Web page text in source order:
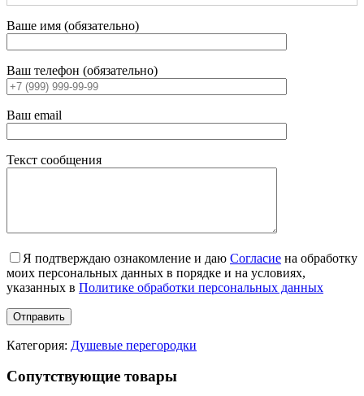
Ваше имя (обязательно)
Ваш телефон (обязательно)
Ваш email
Текст сообщения
Я подтверждаю ознакомление и даю Согласие на обработку
моих персональных данных в порядке и на условиях,
указанных в Политике обработки персональных данных
Категория: Душевые перегородки
Сопутствующие товары